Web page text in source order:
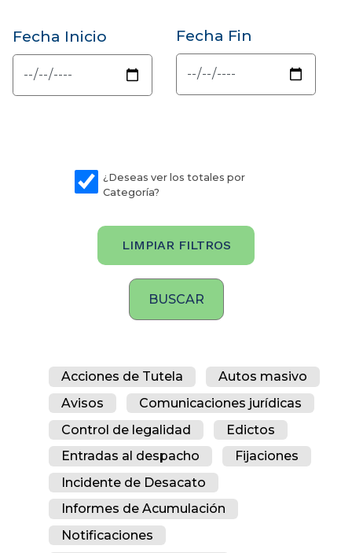
Fecha Inicio Fecha Fin
¿Deseas ver los totales por
Categoría?
LIMPIAR FILTROS
Acciones de Tutela
Autos masivo
Avisos
Comunicaciones jurídicas
Control de legalidad
Edictos
Entradas al despacho
Fijaciones
Incidente de Desacato
Informes de Acumulación
Notificaciones